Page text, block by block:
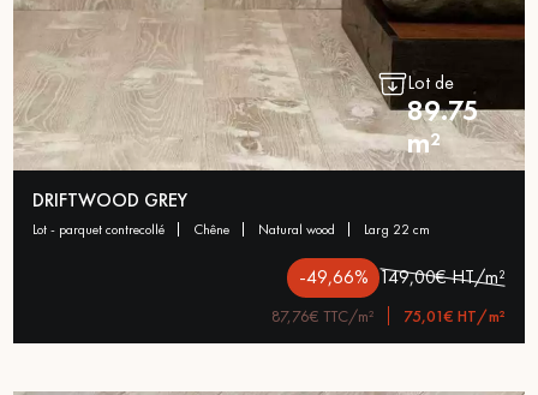
Lot de
89.75
m²
DRIFTWOOD GREY
lot - parquet contrecollé chêne natural wood larg 22 cm
-49,66% 149,00€ HT/m²
87,76€ TTC/m² 75,01€ HT/m²